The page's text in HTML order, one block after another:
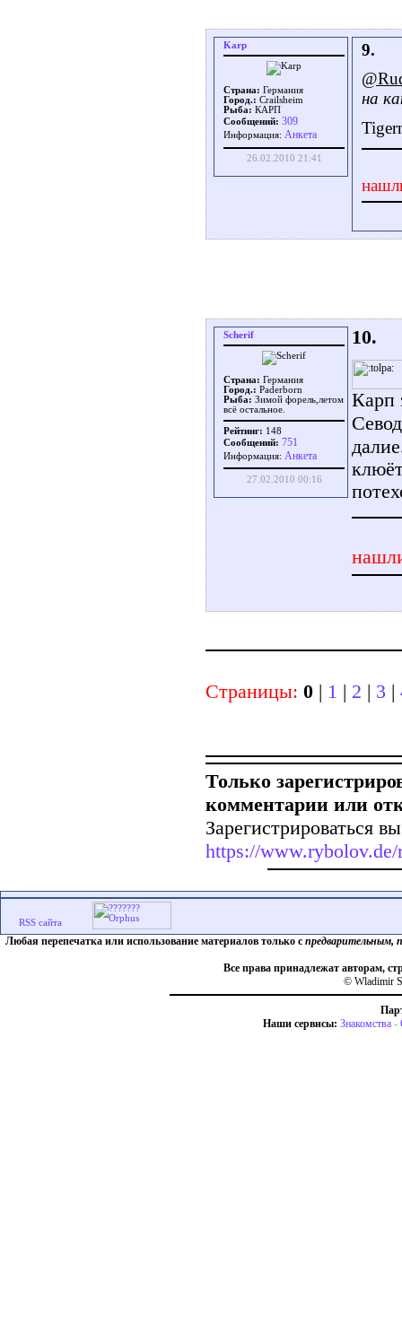
Karp
Страна: Германия
Город.: Crailsheim
Рыба: КАРП
Сообщений: 309
Информация: Aнкета
26.02.2010 21:41
9.
на
Scherif
Страна: Германия
Город.: Paderborn
Рыба: Зимой форель,летом
всё остальное.
Рейтинг: 148
Сообщений: 751
Информация: Aнкета
27.02.2010 00:16
10.
Карп
Страницы: 0 | 1 | 2 | 3 |
Только
комментарии или
Зарегистрироваться
https://www.rybolov.de/
Любая перепечатка или использование материалов только с предварительным,
Все права принадлежат авторам,
© Wladimir
Наши сервисы: Знакомства -